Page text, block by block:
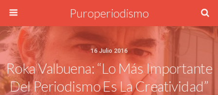
Puroperiodismo
16 Julio 2016
Roka Valbuena: “Lo Más Importante
Del Periodismo Es La Creatividad”